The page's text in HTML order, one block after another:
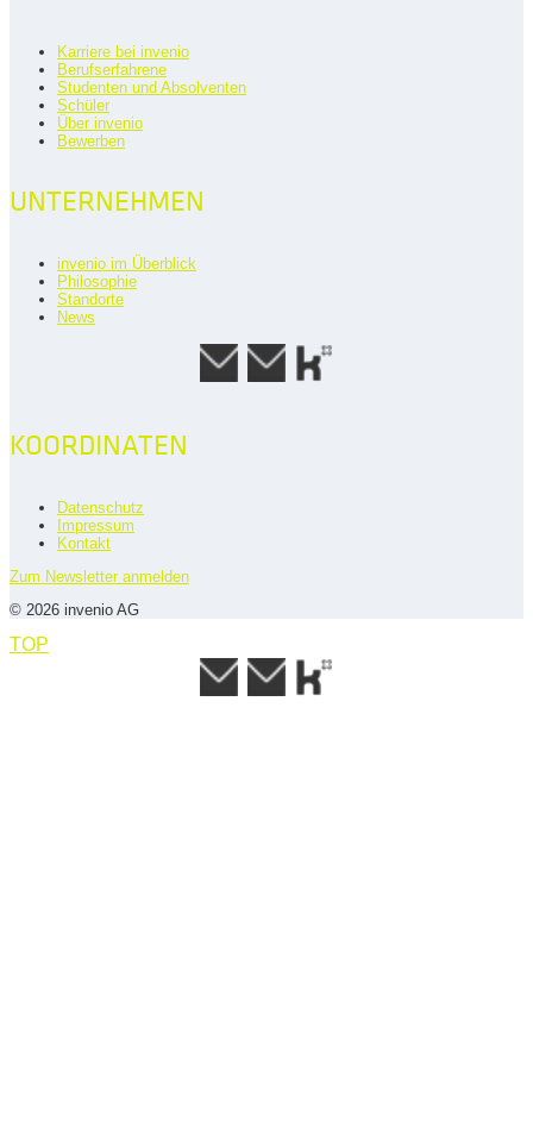
Karriere bei invenio
Berufserfahrene
Studenten und Absolventen
Schüler
Über invenio
Bewerben
UNTERNEHMEN
invenio im Überblick
Philosophie
Standorte
News
KOORDINATEN
Datenschutz
Impressum
Kontakt
Zum Newsletter anmelden
© 2026 invenio AG
TOP